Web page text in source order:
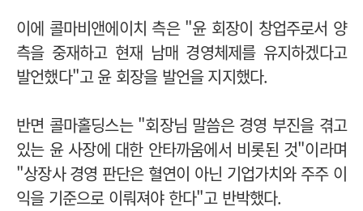
이에 콜마비앤에이치 측은 "윤 회장이 창업주로서 양
측을 중재하고 현재 남매 경영체제를 유지하겠다고
발언했다"고 윤 회장을 발언을 지지했다.
반면 콜마홀딩스는 "회장님 말씀은 경영 부진을 겪고
있는 윤 사장에 대한 안타까움에서 비롯된 것"이라며
"상장사 경영 판단은 혈연이 아닌 기업가치와 주주 이
익을 기준으로 이뤄져야 한다"고 반박했다.